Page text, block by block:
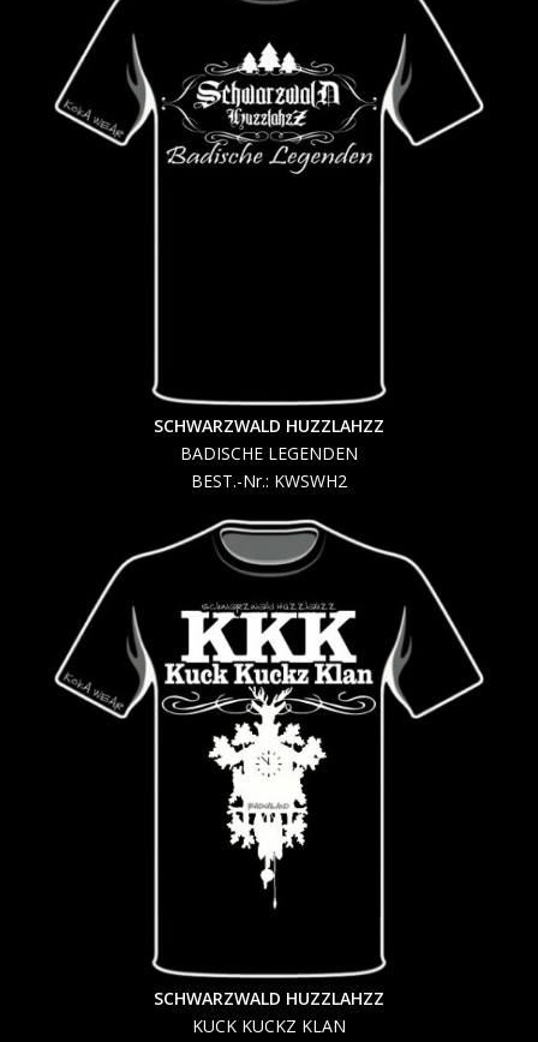
SCHWARZWALD HUZZLAHZZ
BADISCHE LEGENDEN
BEST.-Nr.: KWSWH2
SCHWARZWALD HUZZLAHZZ
KUCK KUCKZ KLAN